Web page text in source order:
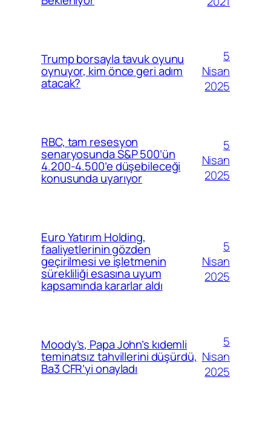
Trump borsayla tavuk oyunu
oynuyor, kim önce geri adım
atacak?
5
Nisan
2025
RBC, tam resesyon
senaryosunda S&P 500’ün
4.200-4.500’e düşebileceği
konusunda uyarıyor
5
Nisan
2025
Euro Yatırım Holding,
faaliyetlerinin gözden
geçirilmesi ve işletmenin
sürekliliği esasına uyum
kapsamında kararlar aldı
5
Nisan
2025
Moody’s, Papa John’s kıdemli
teminatsız tahvillerini düşürdü,
Ba3 CFR’yi onayladı
5
Nisan
2025